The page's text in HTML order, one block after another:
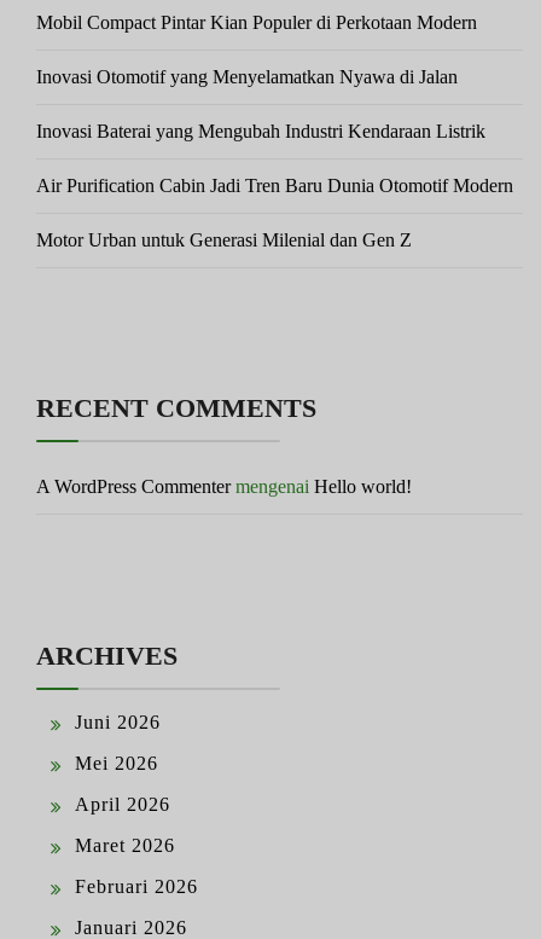
Mobil Compact Pintar Kian Populer di Perkotaan Modern
Inovasi Otomotif yang Menyelamatkan Nyawa di Jalan
Inovasi Baterai yang Mengubah Industri Kendaraan Listrik
Air Purification Cabin Jadi Tren Baru Dunia Otomotif Modern
Motor Urban untuk Generasi Milenial dan Gen Z
RECENT COMMENTS
A WordPress Commentermengenai Hello world!
ARCHIVES
Juni 2026
Mei 2026
April 2026
Maret 2026
Februari 2026
Januari 2026